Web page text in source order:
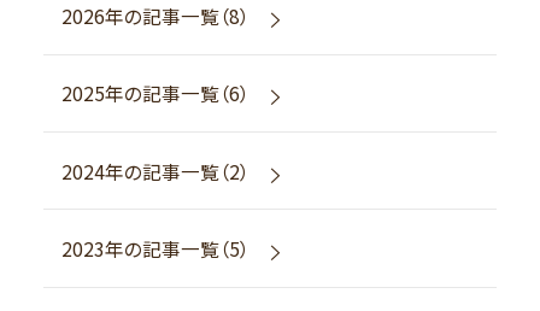
2026年の記事一覧（8）
2025年の記事一覧（6）
2024年の記事一覧（2）
2023年の記事一覧（5）